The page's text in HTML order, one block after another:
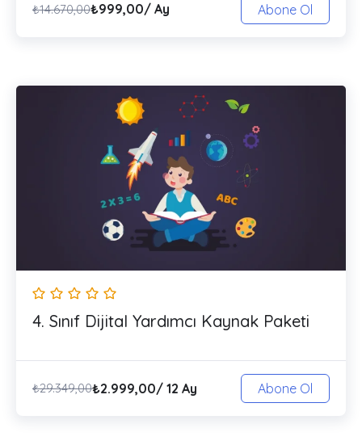
₺14.670,00₺999,00/ Ay Abone Ol
4. Sınıf Dijital Yardımcı Kaynak Paketi
₺29.349,00₺2.999,00/ 12 Ay Abone Ol